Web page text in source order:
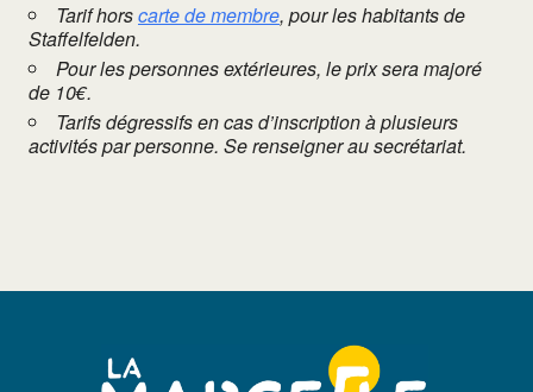
Tarif horscarte de membre, pour les habitants de
Staffelfelden.
Pour les personnes extérieures, le prix sera majoré
de 10€.
Tarifs dégressifs en cas d’inscription à plusieurs
activités par personne. Se renseigner au secrétariat.